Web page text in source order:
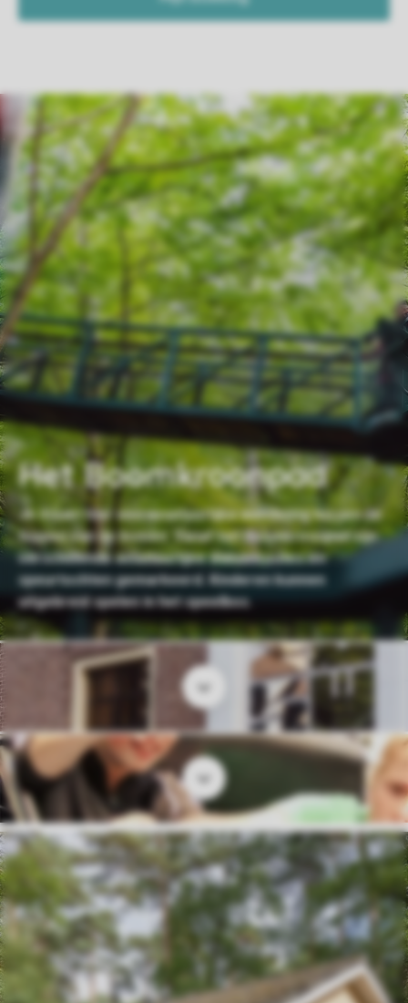
Het Boomkroonpad
Je maakt hier een avontuurlijke wandeling tussen de
toppen van de bomen. Vanaf het Boomkroonpad zijn
verschillende avontuurlijke wandelroutes en
speurtochten gemarkeerd. Kinderen kunnen
uitgebreid spelen in het speelbos.